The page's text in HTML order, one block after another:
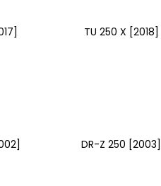
TU 250 X [2018]
DR-Z 250 [2003]